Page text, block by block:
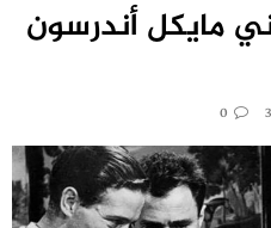
مايكل أندرسون
0